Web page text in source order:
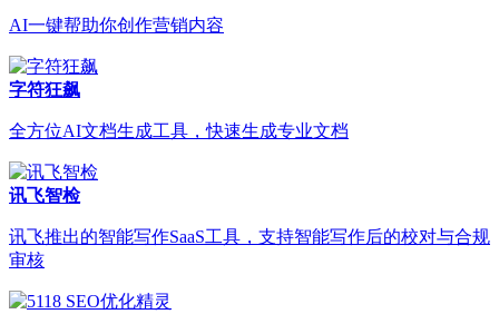
AI一键帮助你创作营销内容
字符狂飙
全方位AI文档生成工具，快速生成专业文档
讯飞智检
讯飞推出的智能写作SaaS工具，支持智能写作后的校对与合规
审核